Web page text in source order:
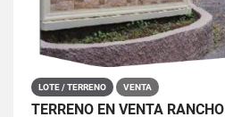
LOTE / TERRENO VENTA